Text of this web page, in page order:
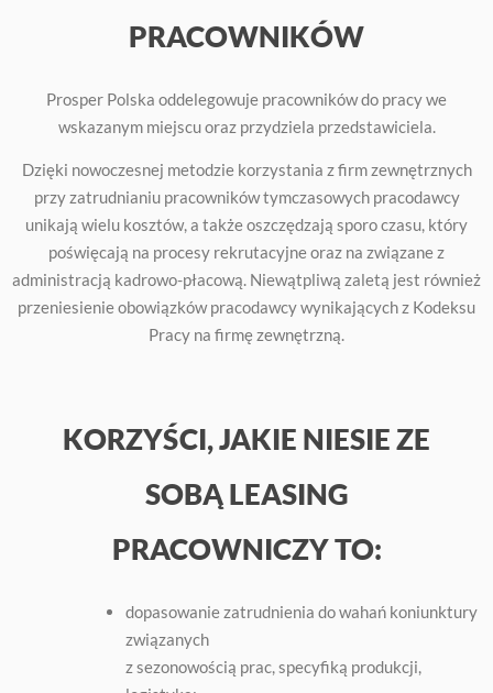
PRACOWNIKÓW
Prosper Polska oddelegowuje pracowników do pracy we
wskazanym miejscu oraz przydziela przedstawiciela.
Dzięki nowoczesnej metodzie korzystania z firm zewnętrznych
przy zatrudnianiu pracowników tymczasowych pracodawcy
unikają wielu kosztów, a także oszczędzają sporo czasu, który
poświęcają na procesy rekrutacyjne oraz na związane z
administracją kadrowo-płacową. Niewątpliwą zaletą jest również
przeniesienie obowiązków pracodawcy wynikających z Kodeksu
Pracy na firmę zewnętrzną.
KORZYŚCI, JAKIE NIESIE ZE
SOBĄ LEASING
PRACOWNICZY TO:
dopasowanie zatrudnienia do wahań koniunktury
związanych
z sezonowością prac, specyfiką produkcji,